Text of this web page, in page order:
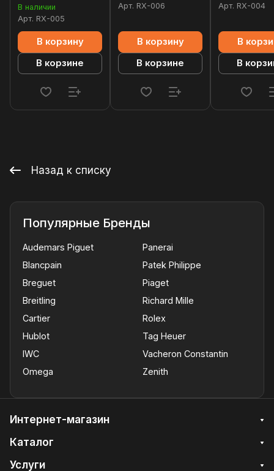
В наличии
Арт. RX-005
В корзину
В корзине
Арт. RX-006
В корзину
В корзине
Арт. RX-004
В
В
Назад к списку
Популярные Бренды
Audemars Piguet
Blancpain
Breguet
Breitling
Cartier
Hublot
IWC
Omega
Panerai
Patek Philippe
Piaget
Richard Mille
Rolex
Tag Heuer
Vacheron Constantin
Zenith
Интернет-магазин
Каталог
Услуги